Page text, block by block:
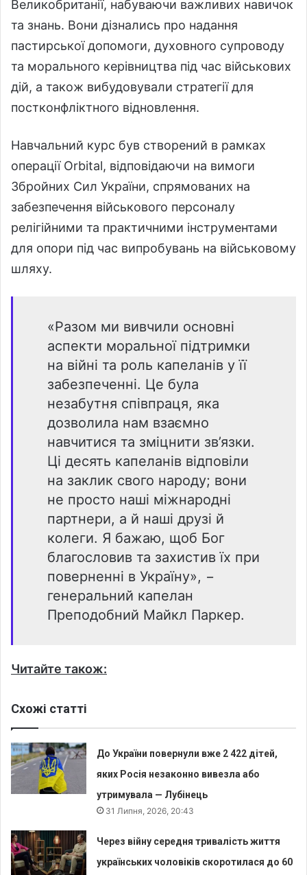
Великобританії, набуваючи важливих навичок
та знань. Вони дізнались про надання
пастирської допомоги, духовного супроводу
та морального керівництва під час військових
дій, а також вибудовували стратегії для
постконфліктного відновлення.
Навчальний курс був створений в рамках
операції Orbital, відповідаючи на вимоги
Збройних Сил України, спрямованих на
забезпечення військового персоналу
релігійними та практичними інструментами
для опори під час випробувань на військовому
шляху.
«Разом ми вивчили основні
аспекти моральної підтримки
на війні та роль капеланів у її
забезпеченні. Це була
незабутня співпраця, яка
дозволила нам взаємно
навчитися та зміцнити зв’язки.
Ці десять капеланів відповіли
на заклик свого народу; вони
не просто наші міжнародні
партнери, а й наші друзі й
колеги. Я бажаю, щоб Бог
благословив та захистив їх при
поверненні в Україну», −
генеральний капелан
Преподобний Майкл Паркер.
Читайте також:
Схожі статті
До України повернули вже 2 422 дітей,
яких Росія незаконно вивезла або
утримувала — Лубінець
31 Липня, 2026, 20:43
Через війну середня тривалість життя
українських чоловіків скоротилася до 60